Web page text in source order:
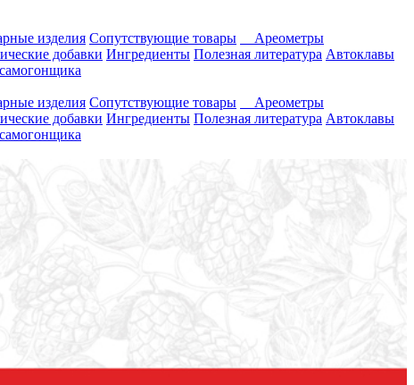
изделия Сопутствующие товары
Ареометры
добавки Ингредиенты Полезная литература Автоклавы
изделия Сопутствующие товары
Ареометры
добавки Ингредиенты Полезная литература Автоклавы